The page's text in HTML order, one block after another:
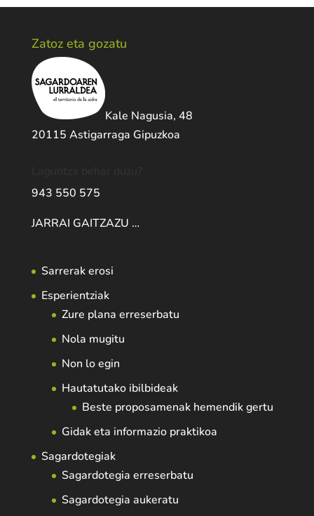
Zatoz eta gozatu
Kale Nagusia, 48
20115 Astigarraga Gipuzkoa
943 550 575
JARRAI GAITZAZU …
Sarrerak erosi
Esperientziak
Zure plana erreserbatu
Nola mugitu
Non lo egin
Hautatutako ibilbideak
Beste proposamenak hemendik gertu
Gidak eta informazio praktikoa
Sagardotegiak
Sagardotegia erreserbatu
Sagardotegia aukeratu